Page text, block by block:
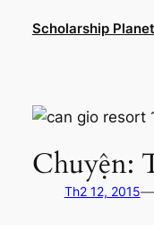
dung
Scholarship
Chuyện:
Th2 12, 2015